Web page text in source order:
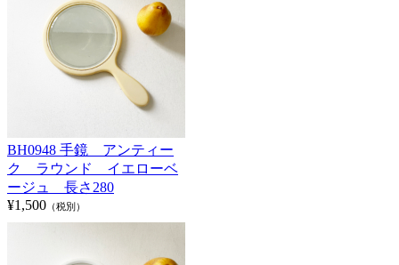
BH0948 手鏡 アンティー
ク ラウンド イエローベ
ージュ 長さ280
¥1,500 （税別）